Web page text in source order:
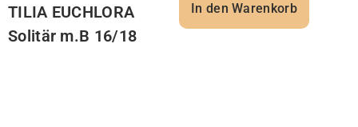
TILIA EUCHLORA
Solitär m.B 16/18
In den Warenkorb